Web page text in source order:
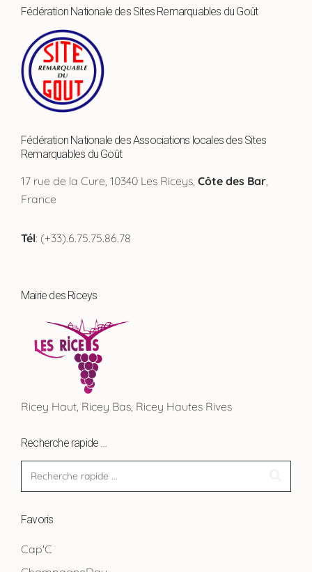
Fédération Nationale des Sites Remarquables du Goût
Fédération Nationale des Associations locales des Sites
Remarquables du Goût
17 rue de la Cure, 10340 Les Riceys, Côte des Bar,
France
Tél: (+33).6.75.75.86.78
Mairie des Riceys
Ricey Haut, Ricey Bas, Ricey Hautes Rives
Recherche rapide …
Favoris
Cap'C